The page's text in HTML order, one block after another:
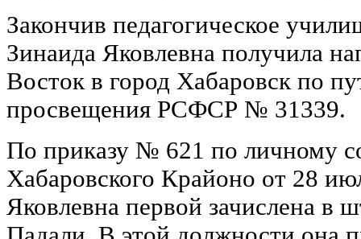
Закончив педагогическое
Зинаида Яковлевна получила
Восток в город Хабаровск по
просвещения РСФСР № 31339.
По приказу № 621 по личному
Хабаровского Крайоно от 28
Яковлевна первой зачислена в